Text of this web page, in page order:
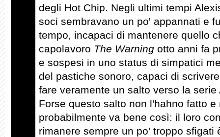
degli Hot Chip. Negli ultimi tempi
soci sembravano un po' appannati e
tempo, incapaci di mantenere quello
capolavoro The Warning otto anni fa
e sospesi in uno status di simpatici
del pastiche sonoro, capaci di
fare veramente un salto verso la
Forse questo salto non l'hahno fatto
probabilmente va bene così: il loro
rimanere sempre un po' troppo sfigati